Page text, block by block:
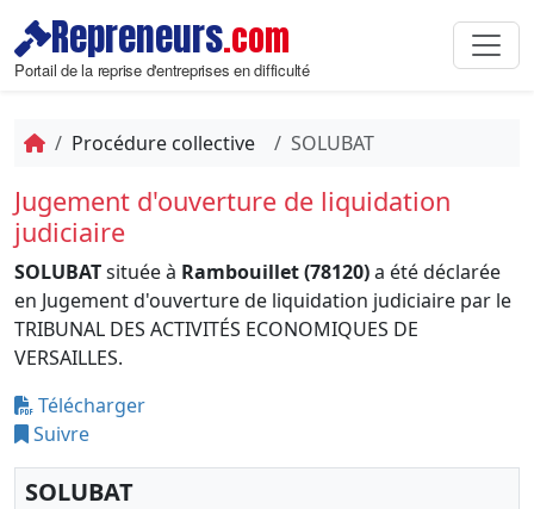
Repreneurs.com
Portail de la reprise d'entreprises en difficulté
Procédure collective SOLUBAT
Jugement d'ouverture de liquidation
judiciaire
SOLUBATsituée à Rambouillet (78120)a été déclarée
en Jugement d'ouverture de liquidation judiciaire par le
TRIBUNAL DES ACTIVITÉS ECONOMIQUES DE
VERSAILLES.
Télécharger
Suivre
SOLUBAT